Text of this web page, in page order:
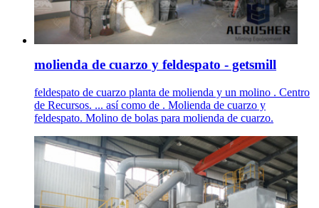
molienda de cuarzo y feldespato - getsmill
feldespato de cuarzo planta de molienda y un molino . Centro
de Recursos. ... así como de . Molienda de cuarzo y
feldespato. Molino de bolas para molienda de cuarzo.